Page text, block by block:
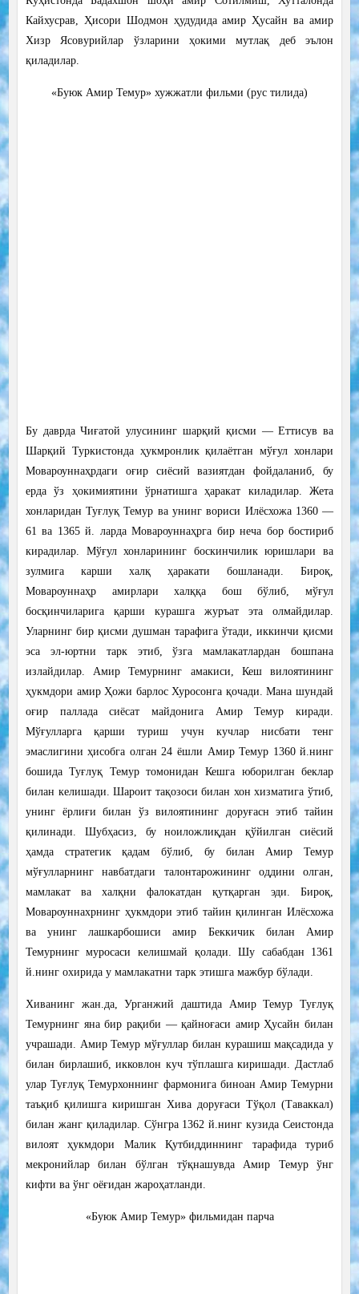
Кайхусрав, Ҳисори Шодмон ҳудудида амир Ҳусайн ва амир
Хизр Ясовурийлар ўзларини ҳокими мутлақ деб эълон
қиладилар.
«Буюк Амир Темур» хужжатли фильми (рус тилида)
Бу даврда Чиғатой улусининг шарқий қисми — Еттисув ва
Шарқий Туркистонда ҳукмронлик қилаётган мўғул хонлари
Мовароуннаҳрдаги оғир сиёсий вазиятдан фойдаланиб, бу
ерда ўз ҳокимиятини ўрнатишга ҳаракат киладилар. Жета
хонларидан Туғлуқ Темур ва унинг вориси Илёсхожа 1360 —
61 ва 1365 й. ларда Мовароуннаҳрга бир неча бор бостириб
кирадилар. Мўғул хонларининг боскинчилик юришлари ва
зулмига карши халқ ҳаракати бошланади. Бироқ,
Мовароуннаҳр амирлари халққа бош бўлиб, мўғул
босқинчиларига қарши курашга журъат эта олмайдилар.
Уларнинг бир қисми душман тарафига ўтади, иккинчи қисми
эса эл-юртни тарк этиб, ўзга мамлакатлардан бошпана
излайдилар. Амир Темурнинг амакиси, Кеш вилоятининг
ҳукмдори амир Ҳожи барлос Хуросонга қочади. Мана шундай
оғир паллада сиёсат майдонига Амир Темур киради.
Мўғулларга қарши туриш учун кучлар нисбати тенг
эмаслигини ҳисобга олган 24 ёшли Амир Темур 1360 й.нинг
бошида Туғлуқ Темур томонидан Кешга юборилган беклар
билан келишади. Шароит тақозоси билан хон хизматига ўтиб,
унинг ёрлиғи билан ўз вилоятининг доруғасн этиб тайин
қилинади. Шубҳасиз, бу ноиложлиқдан қўйилган сиёсий
ҳамда стратегик қадам бўлиб, бу билан Амир Темур
мўғулларнинг навбатдаги талонтарожининг оддини олган,
мамлакат ва халқни фалокатдан қутқарган эди. Бироқ,
Мовароуннахрнинг ҳукмдори этиб тайин қилинган Илёсхожа
ва унинг лашкарбошиси амир Беккичик билан Амир
Темурнинг муросаси келишмай қолади. Шу сабабдан 1361
й.нинг охирида у мамлакатни тарк этишга мажбур бўлади.
Хиванинг жан.да, Урганжий даштида Амир Темур Туғлуқ
Темурнинг яна бир рақиби — қайноғаси амир Ҳусайн билан
учрашади. Амир Темур мўғуллар билан курашиш мақсадида у
билан бирлашиб, икковлон куч тўплашга киришади. Дастлаб
улар Туғлуқ Темурхоннинг фармонига биноан Амир Темурни
таъқиб қилишга киришган Хива доруғаси Тўқол (Таваккал)
билан жанг қиладилар. Сўнгра 1362 й.нинг кузида Сеистонда
вилоят ҳукмдори Малик Қутбиддиннинг тарафида туриб
мекронийлар билан бўлган тўқнашувда Амир Темур ўнг
кифти ва ўнг оёғидан жароҳатланди.
«Буюк Амир Темур» фильмидан парча